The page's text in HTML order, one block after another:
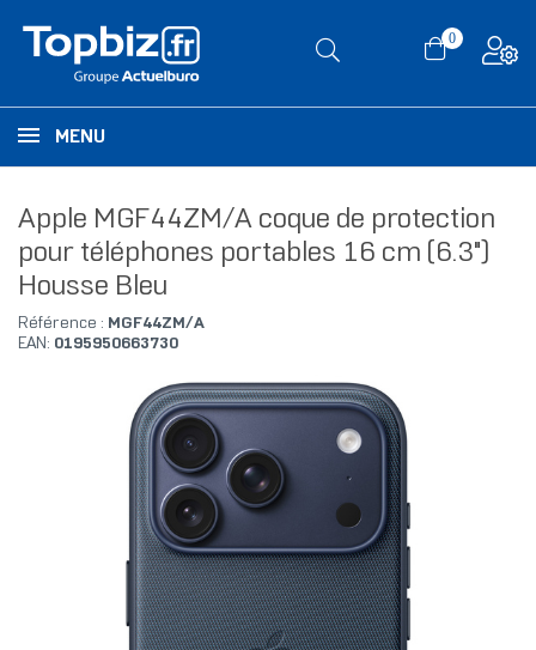
0
MENU
Apple MGF44ZM/A coque de protection
pour téléphones portables 16 cm (6.3")
Housse Bleu
Référence : MGF44ZM/A
EAN: 0195950663730